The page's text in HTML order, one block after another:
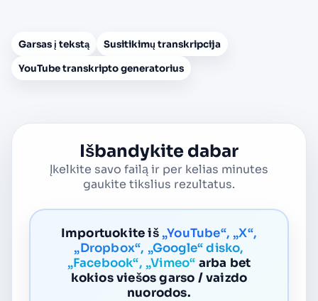
Garsas į tekstą
Susitikimų transkripcija
YouTube transkripto generatorius
Išbandykite dabar
Įkelkite savo failą ir per kelias minutes
gaukite tikslius rezultatus.
Importuokite iš „YouTube“, „X“,
„Dropbox“, „Google“ disko,
„Facebook“, „Vimeo“ arba bet
kokios viešos garso / vaizdo
nuorodos.